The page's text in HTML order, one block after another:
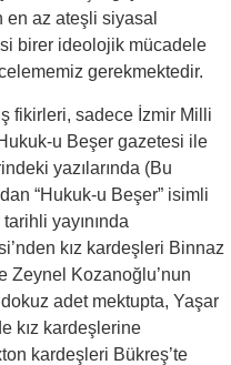
az ateşli siyasal
birer ideolojik mücadele
gerekmektedir.
fikirleri, sadece İzmir Milli
u Beşer gazetesi ile
yazılarında (Bu
“Hukuk-u Beşer” isimli
yayınında
kız kardeşleri Binnaz
Zeynel Kozanoğlu’nun
dokuz adet mektupta, Yaşar
kız kardeşlerine
kardeşleri Bükreş’te